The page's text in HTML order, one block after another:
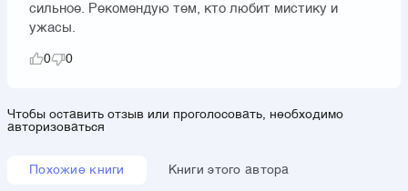
сильное. Рекомендую тем, кто любит мистику и
ужасы.
0 0
Чтобы оставить отзыв или проголосовать, необходимо
авторизоваться
Похожие книги Книги этого автора